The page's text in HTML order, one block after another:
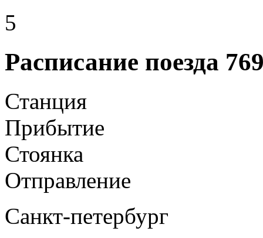
5
Расписание поезда
Станция
Прибытие
Стоянка
Отправление
Санкт-петербург